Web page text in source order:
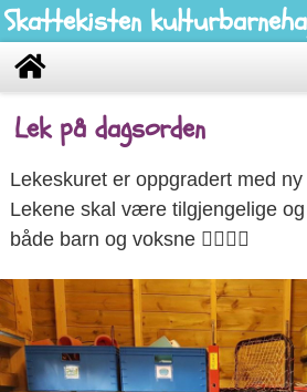
Skattekisten
Lek på dagsorden
Lekeskuret er oppgradert med
Lekene skal være tilgjengelige
både barn og voksne 🤸‍♀️🤸‍♂️